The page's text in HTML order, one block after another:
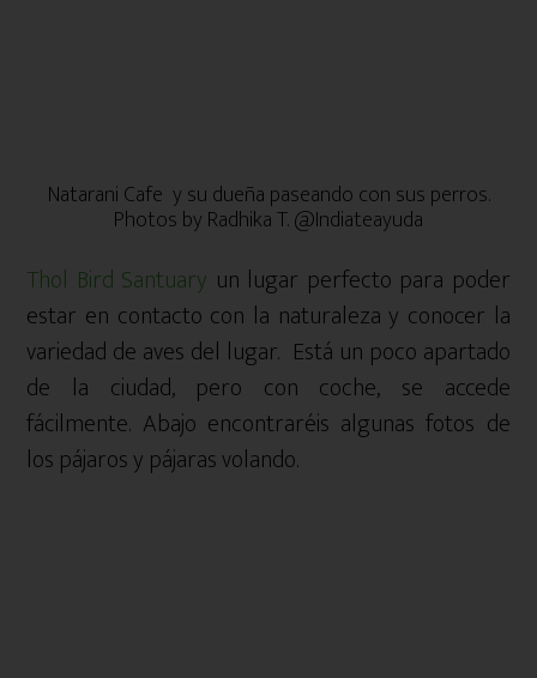
Natarani Cafe y su dueña paseando con sus perros.
Photos by Radhika T. @Indiateayuda
Thol Bird Santuary un lugar perfecto para poder
estar en contacto con la naturaleza y conocer la
variedad de aves del lugar. Está un poco apartado
de la ciudad, pero con coche, se accede
fácilmente. Abajo encontraréis algunas fotos de
los pájaros y pájaras volando.